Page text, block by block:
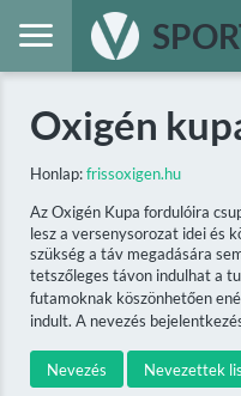
Oxigén
Honlap:frissoxigen.hu
Az Oxigén Kupa fordulóira
lesz a versenysorozat idei és
szükség a táv megadására
tetszőleges távon indulhat a
futamoknak köszönhetően
indult. A nevezés
Nevezés Nevezettek